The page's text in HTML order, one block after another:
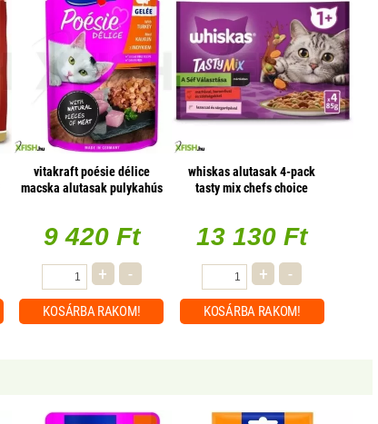
vitakraft poésie délice
macska alutasak pulykahús
9 420 Ft
+ -
KOSÁRBARAKOM!
whiskas alutasak 4-pack
tasty mix chefs choice
13 130 Ft
+ -
KOSÁRBA RAKOM!